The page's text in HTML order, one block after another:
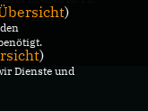
KONTAKT)
)
Dienste und